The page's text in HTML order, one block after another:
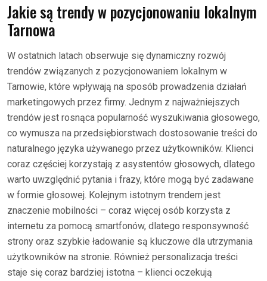
Jakie są trendy w pozycjonowaniu lokalnym
Tarnowa
W ostatnich latach obserwuje się dynamiczny rozwój
trendów związanych z pozycjonowaniem lokalnym w
Tarnowie, które wpływają na sposób prowadzenia działań
marketingowych przez firmy. Jednym z najważniejszych
trendów jest rosnąca popularność wyszukiwania głosowego,
co wymusza na przedsiębiorstwach dostosowanie treści do
naturalnego języka używanego przez użytkowników. Klienci
coraz częściej korzystają z asystentów głosowych, dlatego
warto uwzględnić pytania i frazy, które mogą być zadawane
w formie głosowej. Kolejnym istotnym trendem jest
znaczenie mobilności – coraz więcej osób korzysta z
internetu za pomocą smartfonów, dlatego responsywność
strony oraz szybkie ładowanie są kluczowe dla utrzymania
użytkowników na stronie. Również personalizacja treści
staje się coraz bardziej istotna – klienci oczekują